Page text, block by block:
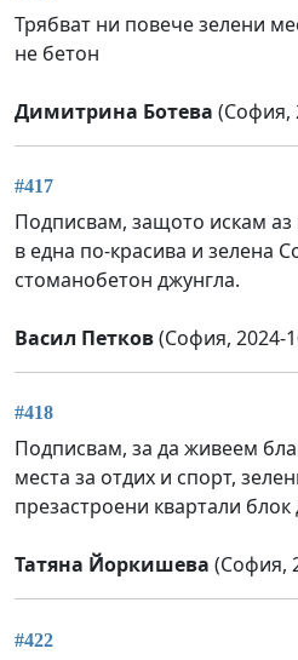
Трябват ни повече зелени
не бетон
Димитрина Ботева (София,
#417
Подписвам, защото искам
в една по-красива и зелена
стоманобетон джунгла.
Васил Петков(София, 2024-
#418
Подписвам, за да живеем
места за отдих и спорт,
презастроени квартали блок
Татяна Йоркишева (София,
#422